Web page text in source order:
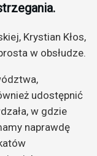
Krystian Kłos,
w obsłudze.
udostępnić
w gdzie
naprawdę